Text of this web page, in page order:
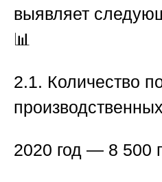
выявляет
📊
2.1. Количество
2020 год — 8 500